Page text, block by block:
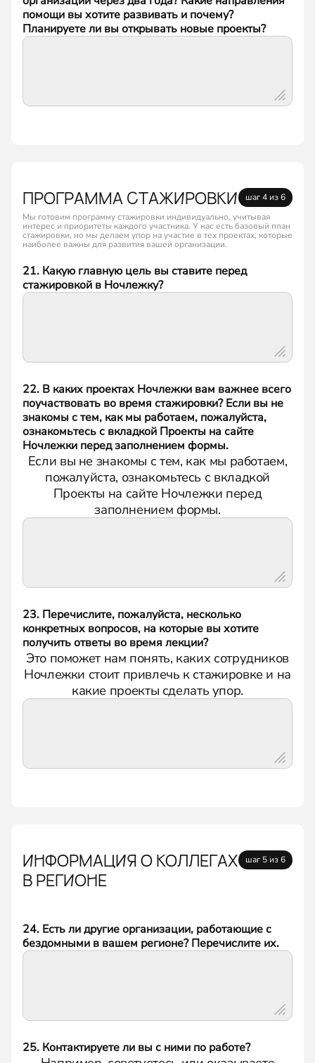
помощи вы хотите развивать и почему?
Планируете ли вы открывать новые проекты?
ПРОГРАММА СТАЖИРОВКИ
шаг 4 из 6
Мы готовим программу стажировки индивидуально, учитывая
интерес и приоритеты каждого участника. У нас есть базовый план
стажировки, но мы делаем упор на участие в тех проектах, которые
наиболее важны для развития вашей организации.
21. Какую главную цель вы ставите перед
стажировкой в Ночлежку?
22. В каких проектах Ночлежки вам важнее всего
поучаствовать во время стажировки? Если вы не
знакомы с тем, как мы работаем, пожалуйста,
ознакомьтесь с вкладкой Проекты на сайте
Ночлежки перед заполнением формы.
Если вы не знакомы с тем, как мы работаем,
пожалуйста, ознакомьтесь с вкладкой
Проекты на сайте Ночлежки перед
заполнением формы.
23. Перечислите, пожалуйста, несколько
конкретных вопросов, на которые вы хотите
получить ответы во время лекции?
Это поможет нам понять, каких сотрудников
Ночлежки стоит привлечь к стажировке и на
какие проекты сделать упор.
ИНФОРМАЦИЯ О КОЛЛЕГАХ
В РЕГИОНЕ
шаг 5 из 6
24. Есть ли другие организации, работающие с
бездомными в вашем регионе? Перечислите их.
25. Контактируете ли вы с ними по работе?